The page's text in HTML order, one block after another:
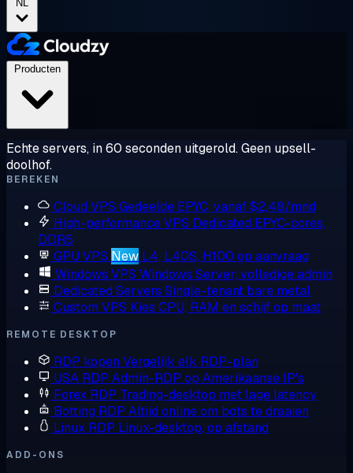
NL
Echte servers, in 60 seconden uitgerold. Geen upsell-
doolhof.
BEREKEN
Cloud VPS Gedeelde EPYC, vanaf $2,48/mnd
High-performance VPS Dedicated EPYC-cores,
DDR5
GPU VPS New L4, L40S, H100 op aanvraag
Windows VPS Windows Server, volledige admin
Dedicated Servers Single-tenant bare metal
Custom VPS Kies CPU, RAM en schijf op maat
REMOTE DESKTOP
RDP kopen Vergelijk elk RDP-plan
USA RDP Admin-RDP op Amerikaanse IP's
Forex RDP Trading-desktop met lage latency
Botting RDP Altijd online om bots te draaien
Linux RDP Linux-desktop, op afstand
ADD-ONS